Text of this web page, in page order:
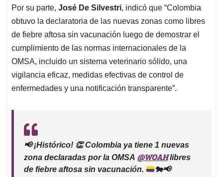
Por su parte, José De Silvestri, indicó que “Colombia
obtuvo la declaratoria de las nuevas zonas como libres
de fiebre aftosa sin vacunación luego de demostrar el
cumplimiento de las normas internacionales de la
OMSA, incluido un sistema veterinario sólido, una
vigilancia eficaz, medidas efectivas de control de
enfermedades y una notificación transparente”.
📢 ¡Histórico! 👏 Colombia ya tiene 1 nuevas
zona declaradas por la OMSA @WOAHlibres
de fiebre aftosa sin vacunación.
🐄📢